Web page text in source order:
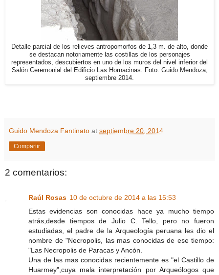
Detalle parcial de los relieves antropomorfos de 1,3 m. de alto, donde
se destacan notoriamente las costillas de los personajes
representados, descubiertos en uno de los muros del nivel inferior del
Salón Ceremonial del Edificio Las Hornacinas. Foto: Guido Mendoza,
septiembre 2014.
Guido Mendoza Fantinato at septiembre 20, 2014
Compartir
2 comentarios:
Raúl Rosas 10 de octubre de 2014 a las 15:53
Estas evidencias son conocidas hace ya mucho tiempo
atrás,desde tiempos de Julio C. Tello, pero no fueron
estudiadas, el padre de la Arqueología peruana les dio el
nombre de "Necropolis, las mas conocidas de ese tiempo:
"Las Necropolis de Paracas y Ancón.
Una de las mas conocidas recientemente es "el Castillo de
Huarmey",cuya mala interpretación por Arqueólogos que